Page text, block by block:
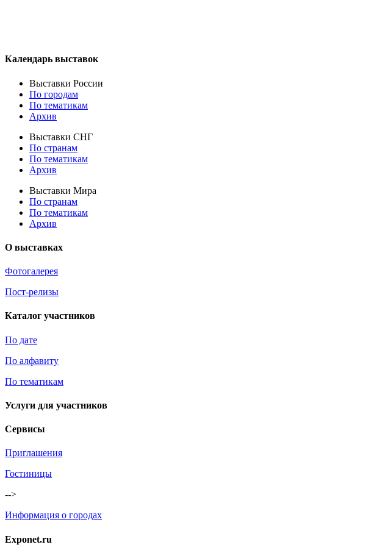
Календарь выставок
Выставки России
По городам
По тематикам
Архив
Выставки СНГ
По странам
По тематикам
Архив
Выставки Мира
По странам
По тематикам
Архив
О выставках
Фотогалерея
Пост-релизы
Каталог участников
По дате
По алфавиту
По тематикам
Услуги для участников
Сервисы
Приглашения
Гостиницы
-->
Информация о городах
Exponet.ru